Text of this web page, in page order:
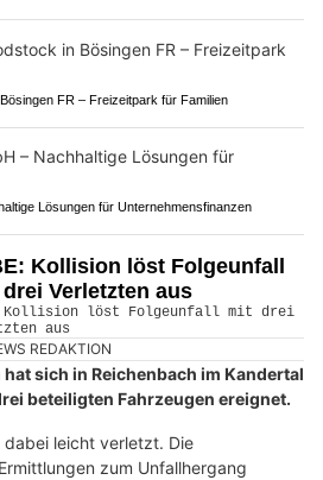
FR – Freizeitpark für Familien
Lösungen für Unternehmensfinanzen
Kollision löst Folgeunfall
Verletzten aus
REDAKTION
sich in Reichenbach im Kandertal
beteiligten Fahrzeugen ereignet.
dabei leicht verletzt. Die
zum Unfallhergang